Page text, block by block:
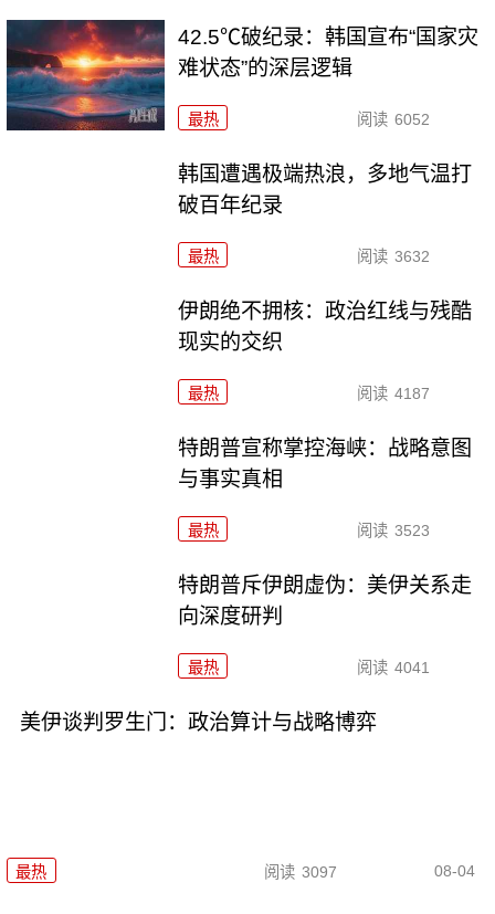
42.5℃破纪录：韩国宣布“国家灾
难状态”的深层逻辑
最热 阅读 6052
韩国遭遇极端热浪，多地气温打
破百年纪录
最热 阅读 3632
伊朗绝不拥核：政治红线与残酷
现实的交织
最热 阅读 4187
特朗普宣称掌控海峡：战略意图
与事实真相
最热 阅读 3523
特朗普斥伊朗虚伪：美伊关系走
向深度研判
最热 阅读 4041
美伊谈判罗生门：政治算计与战略博弈
最热 阅读 3097 08-04